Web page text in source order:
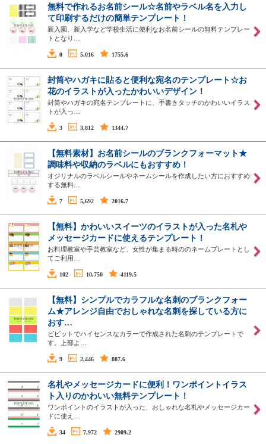
無料で作れるお名前シール☆名前やラベル名を入力し
て印刷するだけの簡単テンプレート！
新入園、新入学など学校生活に便利なお名前シールの無料テンプレー
トとなり…
0 5,016 1755.6
封筒やハガキに貼ると便利な宛名のテンプレート☆お
花のイラストが入ったかわいいデザイン！
封筒やハガキの宛名テンプレートに、手書きタッチのかわいいイラス
トが入っ…
3 3,812 1344.7
【無料素材】お名前シールのブランクフォーマット★
調味料や収納のラベルにもおすすめ！
オジリナルのラベルシールやネームシールを作成したい方におすすめ
する無料…
7 5,692 2016.7
【無料】かわいいスイーツのイラストが入った名札や
メッセージカードに使えるテンプレート！
お料理教室や手芸教室など、女性が集まる時ののネームプレートとし
てご利用…
102 10,750 4119.5
【無料】シンプルでカラフルな名刺のブランクフォー
ム★アレンジ自由でおしゃれな名刺を探している方に
おす…
ビビットでハイセンスなカラーで作成された名刺のテンプレートで
す。上部よ…
9 2,446 887.6
名札やメッセージカードに便利！ワンポイントイラス
ト入りのかわいい無料テンプレート！
ワンポイントのイラストが入った、おしゃれな名札やメッセージカー
ドに使え…
34 7,972 2909.2